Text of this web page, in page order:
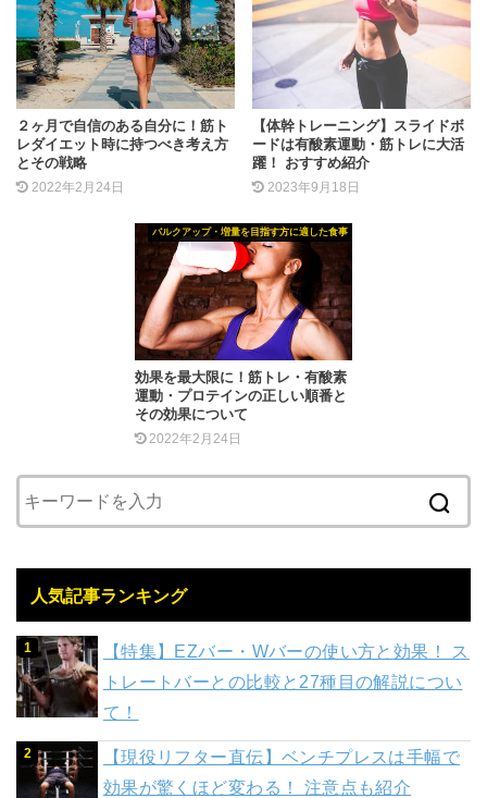
２ヶ月で自信のある自分に！筋ト
レダイエット時に持つべき考え方
とその戦略
2022年2月24日
【体幹トレーニング】スライドボ
ードは有酸素運動・筋トレに大活
躍！ おすすめ紹介
2023年9月18日
バルクアップ・増量を目指す方に適した食事
効果を最大限に！筋トレ・有酸素
運動・プロテインの正しい順番と
その効果について
2022年2月24日
人気記事ランキング
【特集】EZバー・Wバーの使い方と効果！ ス
トレートバーとの比較と27種目の解説につい
て！
【現役リフター直伝】ベンチプレスは手幅で
効果が驚くほど変わる！ 注意点も紹介